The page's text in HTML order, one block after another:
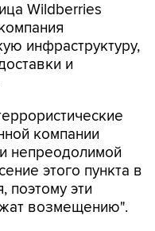
Wildberries
инфраструктуру,
и
компании
непреодолимой
этого пункта в
эти
возмещению".